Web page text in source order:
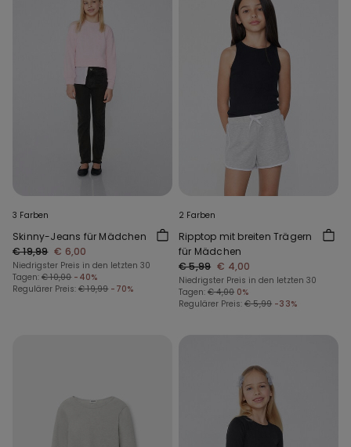
3 Farben
Skinny-Jeans für Mädchen
€ 19,99 € 6,00
Niedrigster Preis in den letzten 30
Tagen: € 10,00 -40%
Regulärer Preis: € 19,99 -70%
2 Farben
Ripptop mit breiten Trägern
für Mädchen
€ 5,99 € 4,00
Niedrigster Preis in den letzten 30
Tagen: € 4,00 0%
Regulärer Preis: € 5,99 -33%